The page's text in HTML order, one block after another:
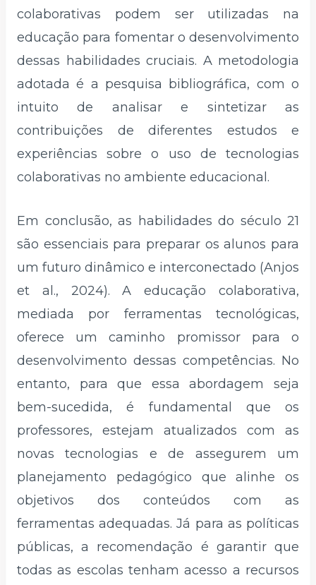
colaborativas podem ser utilizadas na
educação para fomentar o desenvolvimento
dessas habilidades cruciais. A metodologia
adotada é a pesquisa bibliográfica, com o
intuito de analisar e sintetizar as
contribuições de diferentes estudos e
experiências sobre o uso de tecnologias
colaborativas no ambiente educacional.
Em conclusão, as habilidades do século 21
são essenciais para preparar os alunos para
um futuro dinâmico e interconectado (Anjos
et al., 2024). A educação colaborativa,
mediada por ferramentas tecnológicas,
oferece um caminho promissor para o
desenvolvimento dessas competências. No
entanto, para que essa abordagem seja
bem-sucedida, é fundamental que os
professores, estejam atualizados com as
novas tecnologias e de assegurem um
planejamento pedagógico que alinhe os
objetivos dos conteúdos com as
ferramentas adequadas. Já para as políticas
públicas, a recomendação é garantir que
todas as escolas tenham acesso a recursos